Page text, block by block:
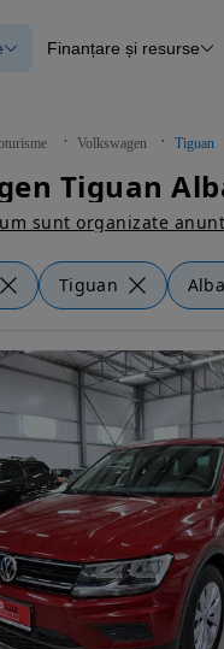
verificate
Blog Autovit.ro
Finanțare și resurse
Volkswagen Tiguan
sunt organizate
Tiguan Alba